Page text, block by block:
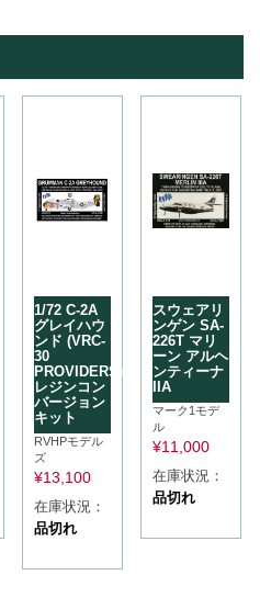
1/72 C-2A
グレイハウ
ンド (VRC-
30
PROVIDERS)
レジンコン
バージョン
キット
RVHPモデル
ズ
¥13,100
在庫状況：
品切れ
スウェアリ
ンゲン SA-
226T マリ
ーン アルヘ
ンティーナ
IIA
マーク1モデ
ル
¥11,000
在庫状況：
品切れ